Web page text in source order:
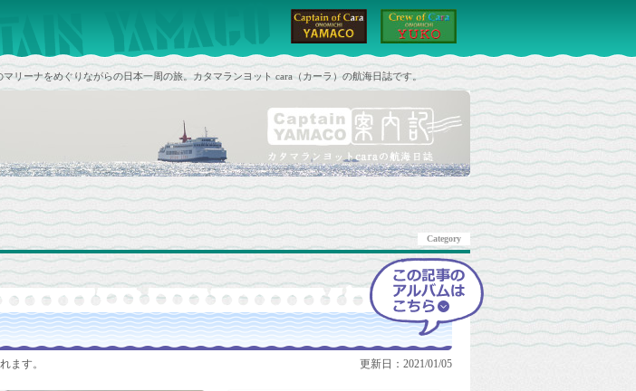
リーナをめぐりながらの日本一周の旅。カタマランヨット cara（カーラ）の航海日誌です。
Category
ます。 更新日：2021/01/05